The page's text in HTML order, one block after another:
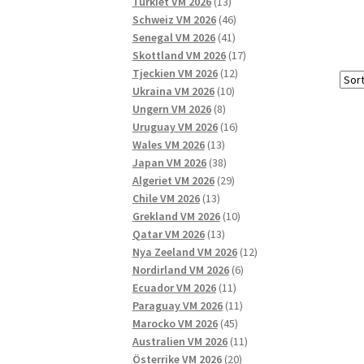
produkter
Schweiz VM 2026 4646
produkter
Senegal VM 2026 4141
produkter
Skottland VM 2026 1717
Tjeckien VM 2026 1212
produkter
Ukraina VM 2026 1010
Ungern VM 2026 88
produkter
Uruguay VM 2026 1616
Wales VM 2026 1313
produkter
Japan VM 2026 3838
produkter
Algeriet VM 2026 2929
Chile VM 2026 1313
produkter
Grekland VM 2026 1010
Qatar VM 2026 1313
produkter
Nya Zeeland VM 2026 1212
Nordirland VM 2026 66
Ecuador VM 2026 1111
produkter
Paraguay VM 2026 1111
Marocko VM 2026 4545
produkter
Australien VM 2026 1111
Österrike VM 2026 2020